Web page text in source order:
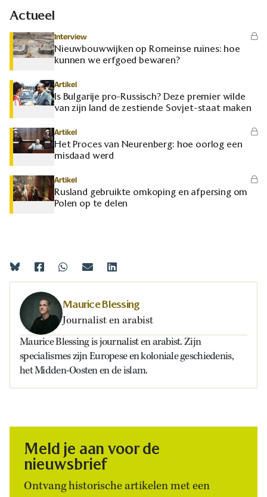
Actueel
Interview
Nieuwbouwwijken op Romeinse ruïnes: hoe
kunnen we erfgoed bewaren?
Artikel
Is Bulgarije pro-Russisch? Deze premier wilde
van zijn land de zestiende Sovjet-staat maken
Artikel
Het Proces van Neurenberg: hoe oorlog een
misdaad werd
Artikel
Rusland gebruikte omkoping en afpersing om
Polen op te delen
Maurice Blessing
Journalist en arabist
Maurice Blessing is journalist en arabist. Zijn
specialismes zijn Europese en koloniale geschiedenis,
het Midden-Oosten en de islam.
Meld je aan voor de
nieuwsbrief
Ontvang historische artikelen met een